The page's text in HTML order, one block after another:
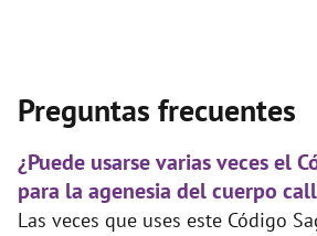
Preguntas frecuentes
¿Puede usarse varias veces el
para la agenesia del cuerpo
Las veces que uses este Código